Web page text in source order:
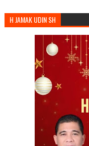
H JAMAK UDIN SH